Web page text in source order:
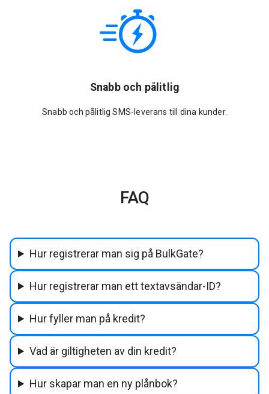
Snabb och pålitlig
Snabb och pålitlig SMS-leverans till dina kunder.
FAQ
Hur registrerar man sig på BulkGate?
Hur registrerar man ett textavsändar-ID?
Hur fyller man på kredit?
Vad är giltigheten av din kredit?
Hur skapar man en ny plånbok?